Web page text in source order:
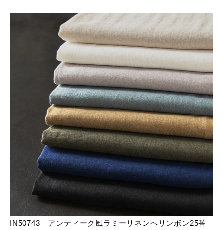
IN50743 アンティーク風ラミーリネンヘリンボン25番